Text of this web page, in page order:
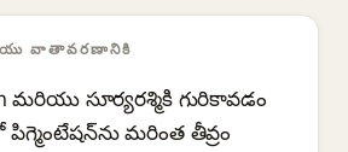
వాతావరణానికి
మరియు సూర్యరశ్మికి గురికావడం
మరింత తీవ్రం